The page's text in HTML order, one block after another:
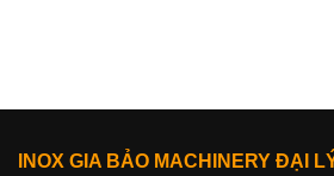
INOX GIA BẢO MACHINERY ĐẠI